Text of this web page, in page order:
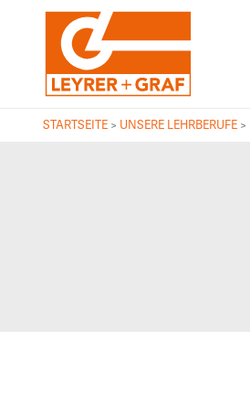
STARTSEITE > UNSERE LEHRBERUFE >